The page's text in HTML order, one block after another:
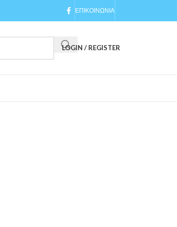
ΕΠΙΚΟΙΝΩΝΙΑ
LOGIN / REGISTER